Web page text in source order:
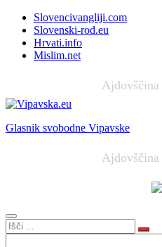
Slovencivangliji.com
Slovenski-rod.eu
Hrvati.info
Mislim.net
Ajdovščina
Glasnik svobodne Vipavske
Ajdovščina